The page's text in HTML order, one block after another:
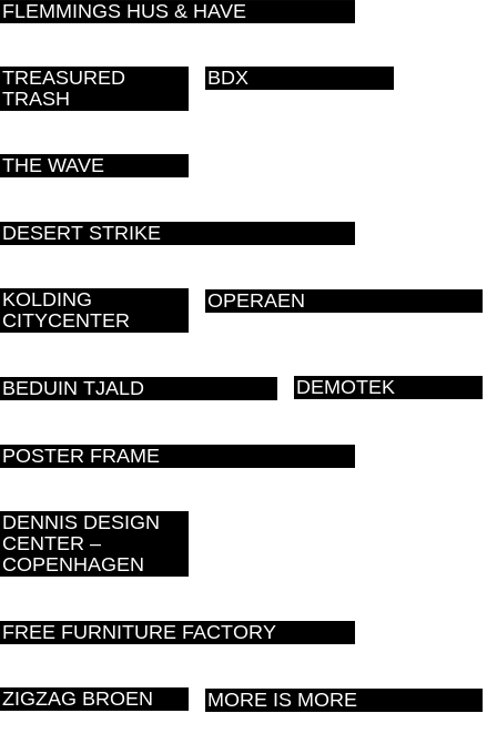
FLEMMINGS HUS & HAVE
TREASURED
TRASH
BDX
THE WAVE
DESERT STRIKE
KOLDING
CITYCENTER
OPERAEN
BEDUIN TJALD DEMOTEK
POSTER FRAME
DENNIS DESIGN
CENTER –
COPENHAGEN
FREE FURNITURE FACTORY
ZIGZAG BROEN MORE IS MORE